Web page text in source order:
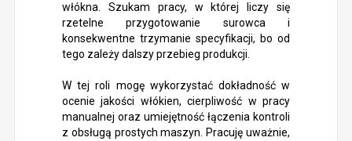
włókna. Szukam pracy, w której liczy się
rzetelne przygotowanie surowca i
konsekwentne trzymanie specyfikacji, bo od
tego zależy dalszy przebieg produkcji.
W tej roli mogę wykorzystać dokładność w
ocenie jakości włókien, cierpliwość w pracy
manualnej oraz umiejętność łączenia kontroli
z obsługą prostych maszyn. Pracuję uważnie,